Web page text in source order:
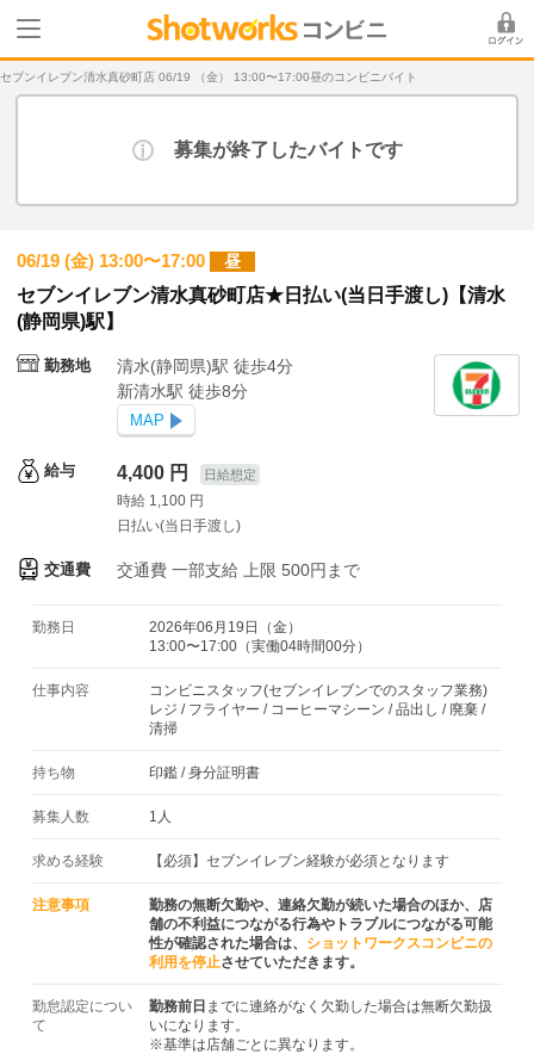
セブンイレブン清水真砂町店 06/19 （金） 13:00〜17:00昼のコンビニバイト
募集が終了したバイトです
06/19 (金) 13:00〜17:00 昼
セブンイレブン清水真砂町店★日払い(当日手渡し)【清水
(静岡県)駅】
勤務地
清水(静岡県)駅 徒歩4分
新清水駅 徒歩8分
MAP
給与 4,400 円 日給想定
時給 1,100 円
日払い(当日手渡し)
交通費 交通費 一部支給 上限 500円まで
勤務日
2026年06月19日（金）
13:00〜17:00（実働04時間00分）
仕事内容
コンビニスタッフ(セブンイレブンでのスタッフ業務)
レジ / フライヤー / コーヒーマシーン / 品出し / 廃棄 /
清掃
持ち物 印鑑 /身分証明書
募集人数 1人
求める経験 【必須】セブンイレブン経験が必須となります
注意事項
勤務の無断欠勤や、連絡欠勤が続いた場合のほか、店
舗の不利益につながる行為やトラブルにつながる可能
性が確認された場合は、
ショットワークスコンビニの
利用を停止させていただきます。
勤怠認定につい
て
勤務前日 までに連絡がなく欠勤した場合は無断欠勤扱
いになります。
※基準は店舗ごとに異なります。